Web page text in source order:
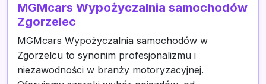
MGMcars Wypożyczalnia samochodów
Zgorzelec
MGMcars Wypożyczalnia samochodów w
Zgorzelcu to synonim profesjonalizmu i
niezawodności w branży motoryzacyjnej.